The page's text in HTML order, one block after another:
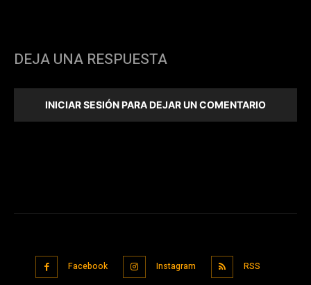
DEJA UNA RESPUESTA
INICIAR SESIÓN PARA DEJAR UN COMENTARIO
Facebook Instagram RSS